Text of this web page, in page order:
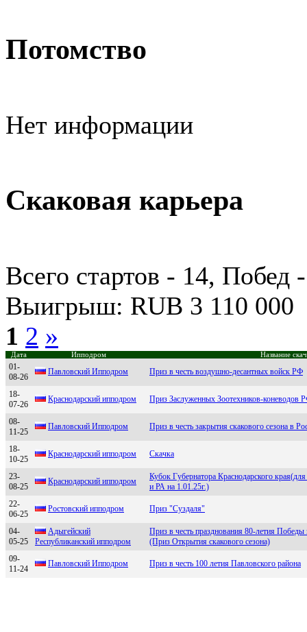
Потомство
Нет информации
Скаковая карьера
Всего стартов - 14,
Выигрыш: RUB 3 110 000
1 2 »
Дата Ипподром Название
01-
08-26
Павлoвcкий Иппoдpoм Приз в честь воздушно-десантных войск РФ
18-
07-26
Крaснoдaрский иппoдрoм Приз Заслуженных Зоотехников-коневодов
08-
11-25
Павлoвский Иппoдрoм Приз в честь закрытия скакового сезона в
18-
10-25
Кpacнодapcкий ипподpом Скачка
23-
08-25
Кpаснoдаpский иппoдpoм
Кубок Губернатора Краснодарского
и РА на 1.01.25г.)
22-
06-25
Pостовский ипподром Приз "Суздаля"
04-
05-25
Адыгeйcкий
Рecпубликaнcкий ипподpом
Приз в честь празднования 80-летия
(Приз Открытия скакового сезона)
09-
11-24
Павловcкий Ипподром Приз в честь 100 летия Павловского района